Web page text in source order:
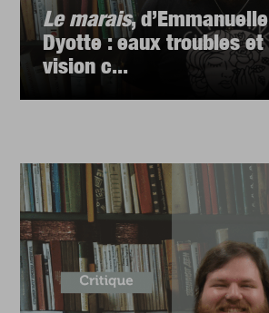
Le marais, d’Emmanuelle
Dyotte : eaux troubles et
vision c...